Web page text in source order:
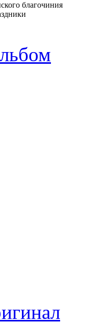
благочиния